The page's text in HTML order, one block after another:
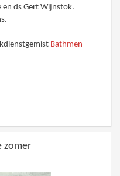
en ds Gert Wijnstok.
Bathmen
zomer